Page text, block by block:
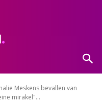
Meskens bevallen van
mirakel"...